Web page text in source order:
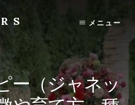
メニュー
ー（ジャネッ